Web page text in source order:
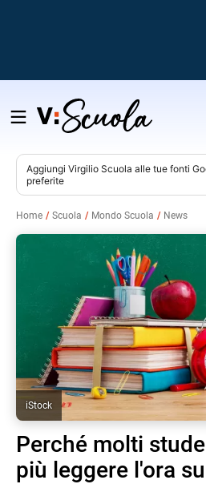
Salta
contenuto
Aggiungi Virgilio Scuola alle tue fonti
preferite
Home Scuola Mondo Scuola News
iStock
Perché molti
più leggere l'ora